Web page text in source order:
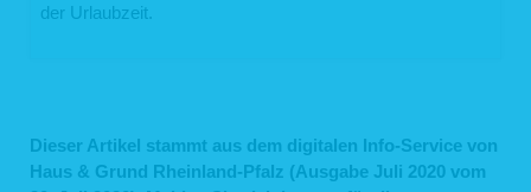
der Urlaubzeit.
Dieser Artikel stammt aus dem digitalen Info-Service von
Haus & Grund Rheinland-Pfalz (Ausgabe Juli 2020 vom
anschließenden Kommunikation verwendet. Es erfolgt in diesem Zusammenhang
Daten werden spätestens nach einer Frist von sieben Tagen gelöscht.
3. Datenweitergabe und Empfänger